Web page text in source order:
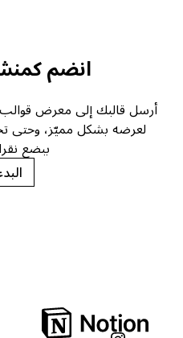
انضم
لعرضه بشكل مميّز، وحتى
ببضع نقرات
→